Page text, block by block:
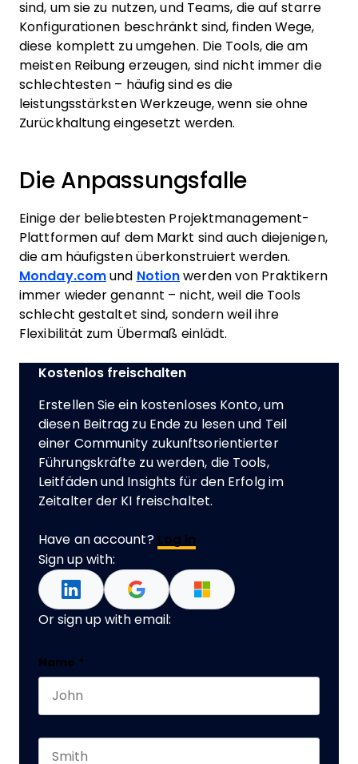
sind, um sie zu nutzen, und Teams, die auf starre
Konfigurationen beschränkt sind, finden Wege,
diese komplett zu umgehen. Die Tools, die am
meisten Reibung erzeugen, sind nicht immer die
schlechtesten – häufig sind es die
leistungsstärksten Werkzeuge, wenn sie ohne
Zurückhaltung eingesetzt werden.
Die Anpassungsfalle
Einige der beliebtesten Projektmanagement-
Plattformen auf dem Markt sind auch diejenigen,
die am häufigsten überkonstruiert werden.
Monday.com und Notion werden von Praktikern
immer wieder genannt – nicht, weil die Tools
schlecht gestaltet sind, sondern weil ihre
Flexibilität zum Übermaß einlädt.
Kostenlos freischalten
Erstellen Sie ein kostenloses Konto, um
diesen Beitrag zu Ende zu lesen und Teil
einer Community zukunftsorientierter
Führungskräfte zu werden, die Tools,
Leitfäden und Insights für den Erfolg im
Zeitalter der KI freischaltet.
Have an account? Log In
Sign up with:
Or sign up with email:
Email
Name *